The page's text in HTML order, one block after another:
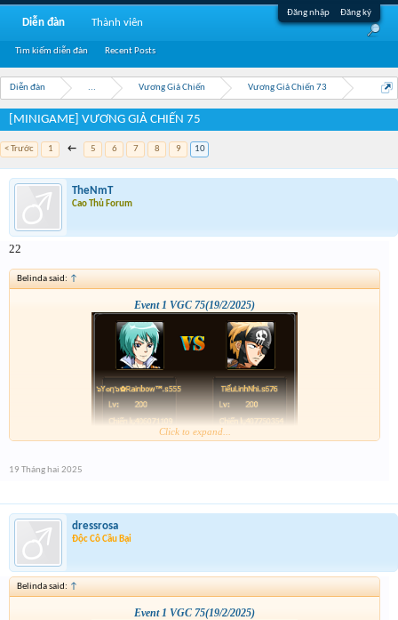
Đăng nhập Đăng ký
Diễn đàn ... Vương Giả Chiến Vương Giả Chiến 73
[MINIGAME] VƯƠNG GIẢ CHIẾN 75
< Trước 1 ← 5 6 7 8 9 10
TheNmT
Cao Thủ Forum
22
Belinda said: ↑
Event 1 VGC 75(19/2/2025)
Click to expand...
19 Tháng hai 2025
dressrosa
Độc Cô Cầu Bại
Belinda said: ↑
Event 1 VGC 75(19/2/2025)
Diễn đàn
Tìm kiếm diễn đàn Recent Posts
Thành viên